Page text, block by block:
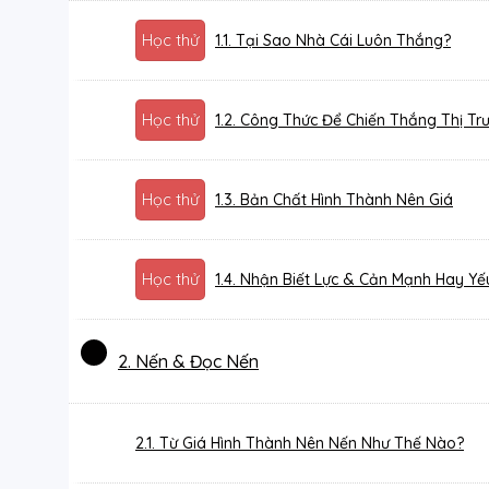
Học thử 1.1. Tại Sao Nhà Cái Luôn Thắng?
Học thử 1.2. Công Thức Để Chiến Thắng Thị
Học thử 1.3. Bản Chất Hình Thành Nên Giá
Học thử 1.4. Nhận Biết Lực & Cản Mạnh Hay
2. Nến & Đọc Nến
2.1. Từ Giá Hình Thành Nên Nến Như Thế Nào?